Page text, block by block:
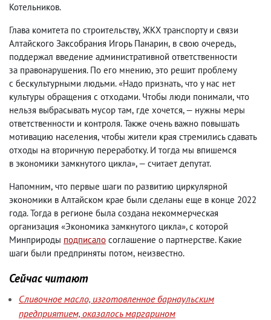
Котельников.
Глава комитета по строительству, ЖКХ транспорту и связи
Алтайского Заксобрания Игорь Панарин, в свою очередь,
поддержал введение административной ответственности
за правонарушения. По его мнению, это решит проблему
с бескультурными людьми. «Надо признать, что у нас нет
культуры обращения с отходами. Чтобы люди понимали, что
нельзя выбрасывать мусор там, где хочется, — нужны меры
ответственности и контроля. Также очень важно повышать
мотивацию населения, чтобы жители края стремились сдавать
отходы на вторичную переработку. И тогда мы впишемся
в экономики замкнутого цикла», — считает депутат.
Напомним, что первые шаги по развитию циркулярной
экономики в Алтайском крае были сделаны еще в конце 2022
года. Тогда в регионе была создана некоммерческая
организация «Экономика замкнутого цикла», с которой
Минприроды подписало соглашение о партнерстве. Какие
шаги были предприняты потом, неизвестно.
Сейчас читают
Сливочное масло, изготовленное барнаульским
предприятием, оказалось маргарином